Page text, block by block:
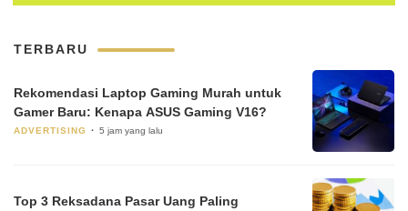
TERBARU
Rekomendasi Laptop Gaming Murah untuk
Gamer Baru: Kenapa ASUS Gaming V16?
ADVERTISING 5 jam yang lalu
Top 3 Reksadana Pasar Uang Paling